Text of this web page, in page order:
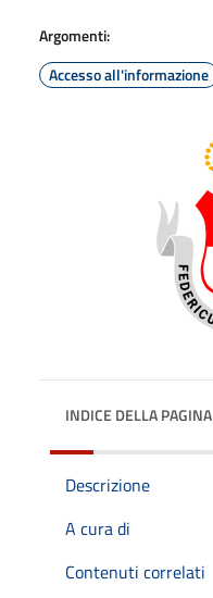
Argomenti:
Accesso all'informazione
INDICE DELLA PAGINA
Descrizione
A cura di
Contenuti correlati